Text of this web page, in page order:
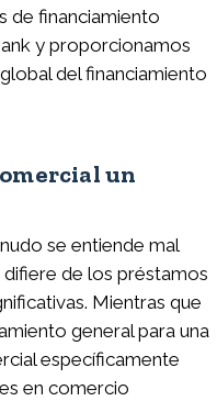
de financiamiento
y proporcionamos
del financiamiento
un
se entiende mal
de los préstamos
Mientras que
general para una
específicamente
en comercio